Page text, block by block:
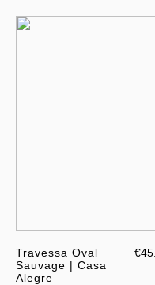
Travessa Oval
Sauvage | Casa
Alegre